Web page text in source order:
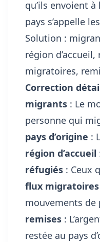
qu’ils envoient
pays s’appelle les
Solution :
région
migratoires,
Correction
migrants : Le
personne qui
pays d’origine :
région d’accueil
réfugiés : Ceux
flux migratoires
mouvements de
remises :
restée au pays